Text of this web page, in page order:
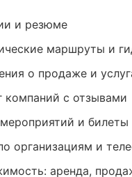
и резюме
маршруты и
о продаже и
компаний с отзывами
и билеты
организациям и
аренда,